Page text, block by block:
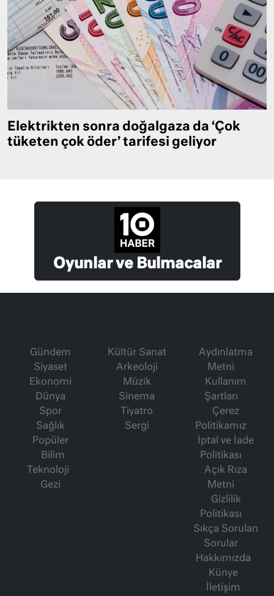
Elektrikten sonra doğalgaza da ‘Çok
tüketen çok öder’ tarifesi geliyor
Oyunlar ve Bulmacalar
Gündem
Siyaset
Ekonomi
Dünya
Spor
Sağlık
Popüler
Bilim
Teknoloji
Gezi
Kültür Sanat
Arkeoloji
Müzik
Sinema
Tiyatro
Sergi
Aydınlatma
Metni
Kullanım
Şartları
Çerez
Politikamız
İptal ve İade
Politikası
Açık Rıza
Metni
Gizlilik
Politikası
Sıkça Sorulan
Sorular
Hakkımızda
Künye
İletişim